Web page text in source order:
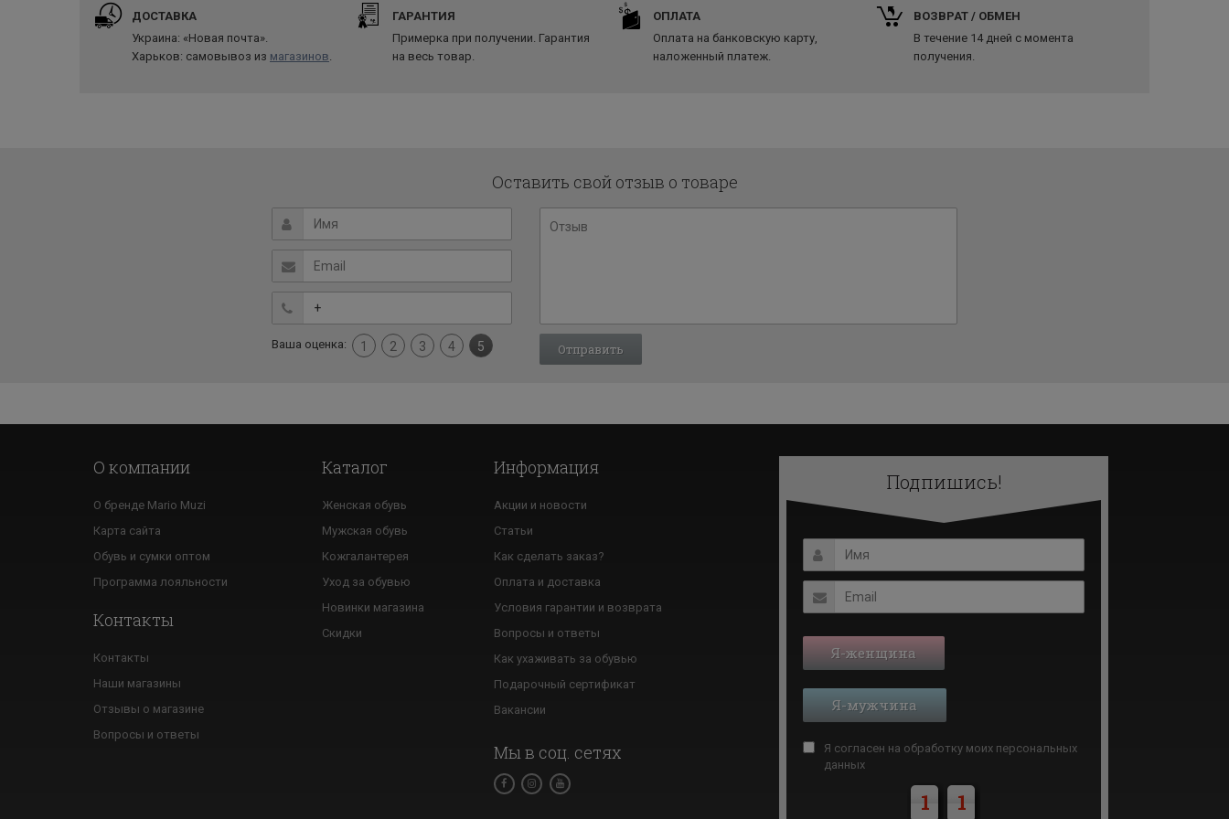
ДОСТАВКА
Украина: «Новая почта».
Харьков: самовывоз из магазинов.
ГАРАНТИЯ
Примерка при получении. Гарантия
на весь товар.
ОПЛАТА
Оплата на банковскую карту,
наложенный платеж.
ВОЗВРАТ / ОБМЕН
В течение 14 дней с момента
получения.
Оставить свой отзыв о товаре
Ваша оценка: 1 2 3 4 5
О компании
О бренде Mario Muzi
Карта сайта
Обувь и сумки оптом
Программа лояльности
Контакты
Контакты
Наши магазины
Отзывы о магазине
Вопросы и ответы
Каталог
Женская обувь
Мужская обувь
Кожгалантерея
Уход за обувью
Новинки магазина
Скидки
Информация
Акции и новости
Статьи
Как сделать заказ?
Оплата и доставка
Условия гарантии и возврата
Вопросы и ответы
Как ухаживать за обувью
Подарочный сертификат
Вакансии
Мы в соц. сетях
Подпишись!
Я-женщина
Я-мужчина
Я согласен на обработку моих персональных
данных
1 1